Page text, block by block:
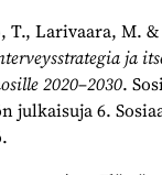
T., Larivaara, M.
ja
2020–2030.
julkaisuja 6.